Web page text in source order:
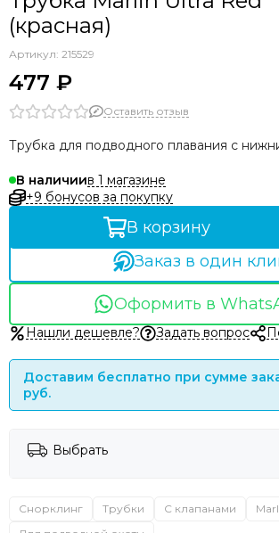
(красная)
Артикул: 215529
477 ₽
Оставить отзыв
Трубка для подводного плавания с
В наличиив 1 магазине
+9 бонусов за покупку
В корзину
Заказ в один
Оформить в
Нашли дешевле? Задать вопрос
Доставим бесплатно при сумме
руб.
Выбрать
Снорклинг Трубки С клапанами